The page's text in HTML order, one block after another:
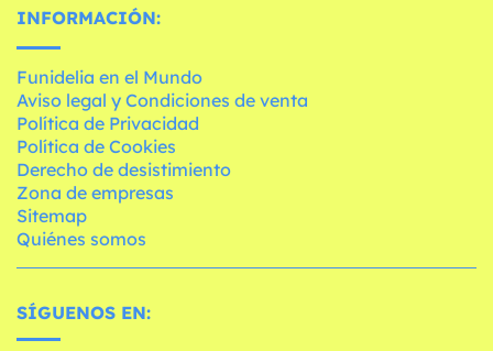
INFORMACIÓN:
Funidelia en el Mundo
Aviso legal y Condiciones de venta
Política de Privacidad
Política de Cookies
Derecho de desistimiento
Zona de empresas
Sitemap
Quiénes somos
SÍGUENOS EN: